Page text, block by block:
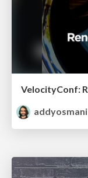
addyosmani